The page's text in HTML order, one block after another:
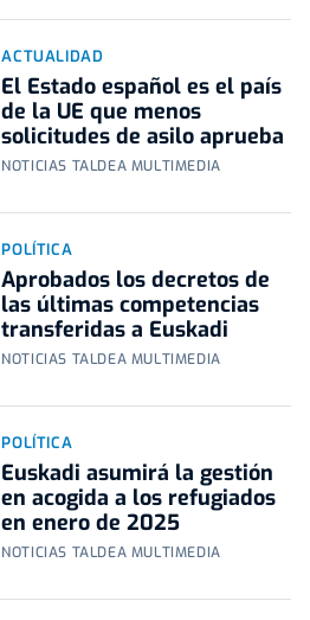
ACTUALIDAD
El Estado español es el país
de la UE que menos
solicitudes de asilo aprueba
NOTICIAS TALDEA MULTIMEDIA
POLÍTICA
Aprobados los decretos de
las últimas competencias
transferidas a Euskadi
NOTICIAS TALDEA MULTIMEDIA
POLÍTICA
Euskadi asumirá la gestión
en acogida a los refugiados
en enero de 2025
NOTICIAS TALDEA MULTIMEDIA